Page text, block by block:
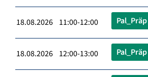
18.08.2026 11:00-12:00 Pal_Präp
18.08.2026 12:00-13:00 Pal_Präp